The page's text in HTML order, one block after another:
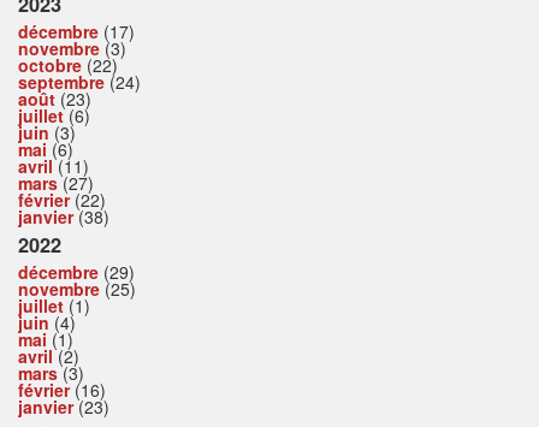
décembre (17)
novembre (3)
octobre (22)
septembre (24)
août (23)
juillet(6)
juin (3)
mai (6)
avril(11)
mars(27)
février(22)
janvier(38)
2022
décembre (29)
novembre (25)
juillet (1)
juin (4)
mai (1)
avril(2)
mars(3)
février(16)
janvier(23)